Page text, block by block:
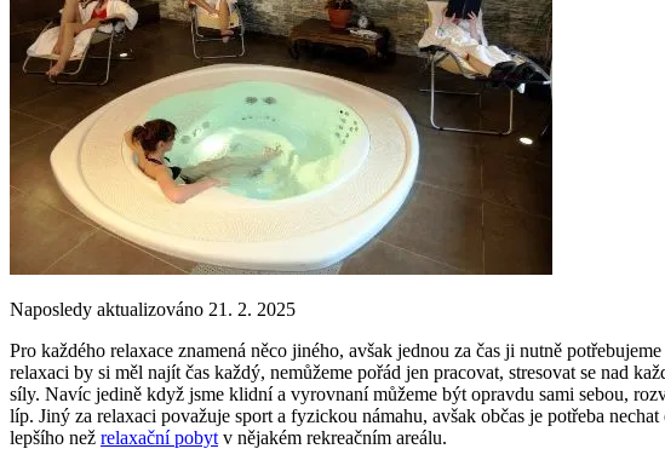
Naposledy aktualizováno 21. 2. 2025
Pro každého relaxace znamená něco jiného, avšak jednou za čas ji nutně
relaxaci by si měl najít čas každý, nemůžeme pořád jen pracovat, stresovat se nad
síly. Navíc jedině když jsme klidní a vyrovnaní můžeme být opravdu sami sebou,
líp. Jiný za relaxaci považuje sport a fyzickou námahu, avšak občas je potřeba
lepšího než relaxační pobyt v nějakém rekreačním areálu.